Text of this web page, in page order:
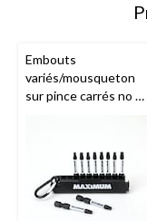
Embouts
variés/mousqueton
sur pince carrés no 2